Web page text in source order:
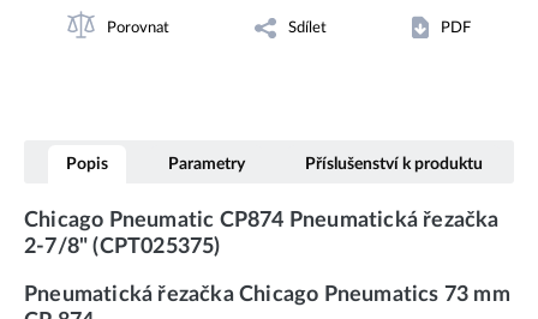
Porovnat Sdílet PDF
Popis Parametry Příslušenství k produktu
Chicago Pneumatic CP874 Pneumatická řezačka
2-7/8" (CPT025375)
Pneumatická řezačka Chicago Pneumatics 73 mm